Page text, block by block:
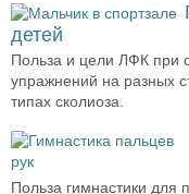
детей
Польза и цели ЛФК при
упражнений на разных
типах сколиоза.
Польза гимнастики для